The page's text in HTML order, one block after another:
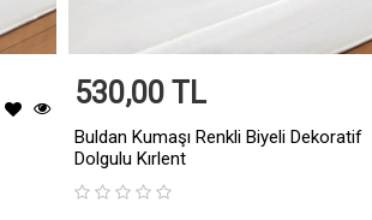
530,00 TL
Buldan Kumaşı Renkli Biyeli Dekoratif
Dolgulu Kırlent